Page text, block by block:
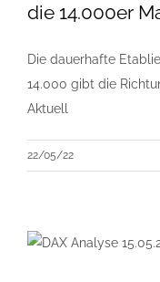
die 14.000er
Die dauerhafte
14.000 gibt die
Aktuell
22/05/22